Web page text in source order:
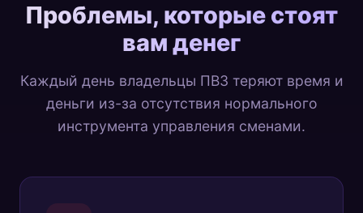
Проблемы, которые стоят
вам денег
Каждый день владельцы ПВЗ теряют время и
деньги из-за отсутствия нормального
инструмента управления сменами.